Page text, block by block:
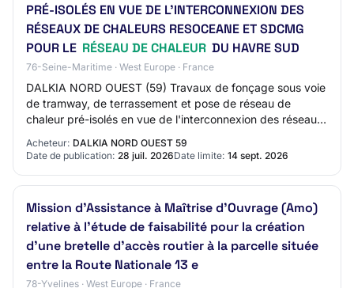
PRÉ-ISOLÉS EN VUE DE L'INTERCONNEXION DES
RÉSEAUX DE CHALEURS RESOCEANE ET SDCMG
POUR LE RÉSEAU DE CHALEUR DU HAVRE SUD
76-Seine-Maritime · West Europe · France
DALKIA NORD OUEST (59) Travaux de fonçage sous voie
de tramway, de terrassement et pose de réseau de
chaleur pré-isolés en vue de l'interconnexion des réseaux
Acheteur: DALKIA NORD OUEST 59
Date de publication: 28 juil. 2026Date limite: 14 sept. 2026
Mission d'Assistance à Maîtrise d'Ouvrage (Amo)
relative à l'étude de faisabilité pour la création
d'une bretelle d'accès routier à la parcelle située
entre la Route Nationale 13 e
78-Yvelines · West Europe · France